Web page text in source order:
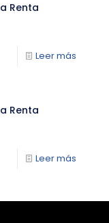
Renta
Leer más
Renta
Leer más